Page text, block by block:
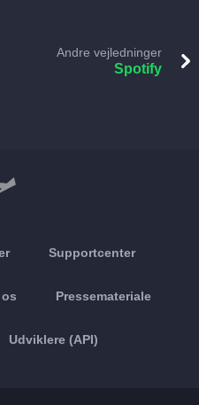
Andre vejledninger
Spotify
Supportcenter
Pressemateriale
Udviklere (API)